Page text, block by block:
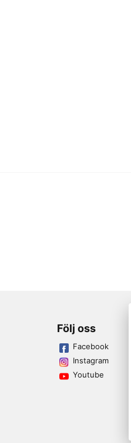
Följ oss
Facebook
Instagram
Youtube